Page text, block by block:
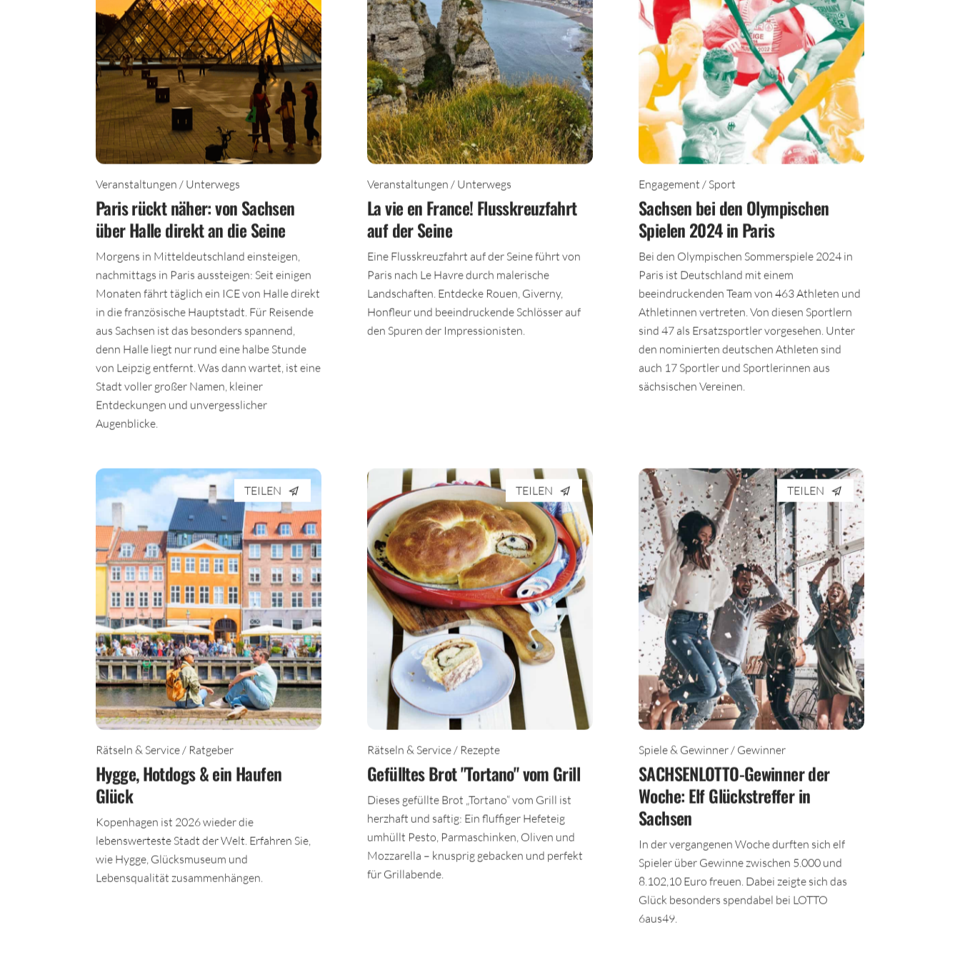
Veranstaltungen / Unterwegs
Paris rückt näher: von Sachsen
über Halle direkt an die Seine
Morgens in Mitteldeutschland einsteigen,
nachmittags in Paris aussteigen: Seit einigen
Monaten fährt täglich ein ICE von Halle direkt
in die französische Hauptstadt. Für Reisende
aus Sachsen ist das besonders spannend,
denn Halle liegt nur rund eine halbe Stunde
von Leipzig entfernt. Was dann wartet, ist eine
Stadt voller großer Namen, kleiner
Entdeckungen und unvergesslicher
Augenblicke.
Veranstaltungen / Unterwegs
La vie en France! Flusskreuzfahrt
auf der Seine
Eine Flusskreuzfahrt auf der Seine führt von
Paris nach Le Havre durch malerische
Landschaften. Entdecke Rouen, Giverny,
Honfleur und beeindruckende Schlösser auf
den Spuren der Impressionisten.
Engagement / Sport
Sachsen bei den Olympischen
Spielen 2024 in Paris
Bei den Olympischen Sommerspiele 2024 in
Paris ist Deutschland mit einem
beeindruckenden Team von 463 Athleten und
Athletinnen vertreten. Von diesen Sportlern
sind 47 als Ersatzsportler vorgesehen. Unter
den nominierten deutschen Athleten sind
auch 17 Sportler und Sportlerinnen aus
sächsischen Vereinen.
TEILEN
Rätseln & Service / Ratgeber
Hygge, Hotdogs & ein Haufen
Glück
Kopenhagen ist 2026 wieder die
lebenswerteste Stadt der Welt. Erfahren Sie,
wie Hygge, Glücksmuseum und
Lebensqualität zusammenhängen.
TEILEN
Rätseln & Service / Rezepte
Gefülltes Brot "Tortano" vom Grill
Dieses gefüllte Brot „Tortano“ vom Grill ist
herzhaft und saftig: Ein fluffiger Hefeteig
umhüllt Pesto, Parmaschinken, Oliven und
Mozzarella – knusprig gebacken und perfekt
für Grillabende.
TEILEN
Spiele & Gewinner / Gewinner
SACHSENLOTTO-Gewinner der
Woche: Elf Glückstreffer in
Sachsen
In der vergangenen Woche durften sich elf
Spieler über Gewinne zwischen 5.000 und
8.102,10 Euro freuen. Dabei zeigte sich das
Glück besonders spendabel bei LOTTO
6aus49.